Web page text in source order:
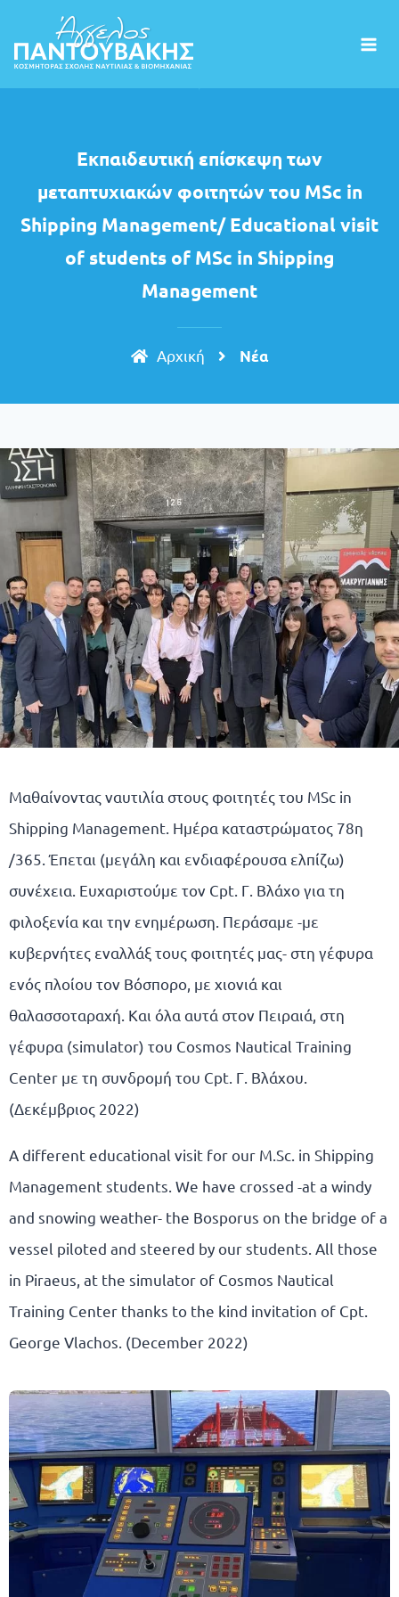
Εκπαιδευτική επίσκεψη των
μεταπτυχιακών φοιτητών του MSc in
Shipping Management/ Educational visit
of students of MSc in Shipping
Management
Aρχική Nέα
Μαθαίνοντας ναυτιλία στους φοιτητές του MSc in
Shipping Management. Ημέρα καταστρώματος 78η
/365. Έπεται (μεγάλη και ενδιαφέρουσα ελπίζω)
συνέχεια. Ευχαριστούμε τον Cpt. Γ. Βλάχο για τη
φιλοξενία και την ενημέρωση. Περάσαμε -με
κυβερνήτες εναλλάξ τους φοιτητές μας- στη γέφυρα
ενός πλοίου τον Βόσπορο, με χιονιά και
θαλασσοταραχή. Και όλα αυτά στον Πειραιά, στη
γέφυρα (simulator) του Cosmos Nautical Training
Center με τη συνδρομή του Cpt. Γ. Βλάχου.
(Δεκέμβριος 2022)
A different educational visit for our M.Sc. in Shipping
Management students. We have crossed -at a windy
and snowing weather- the Bosporus on the bridge of a
vessel piloted and steered by our students. All those
in Piraeus, at the simulator of Cosmos Nautical
Training Center thanks to the kind invitation of Cpt.
George Vlachos. (December 2022)